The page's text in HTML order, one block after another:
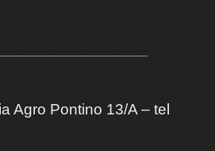
Agro Pontino 13/A– tel